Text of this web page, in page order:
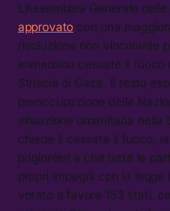
L’Assemblea Generale
approvato con una
risoluzione non vincolante
immediato cessate il fuoco
Striscia di Gaza. Il testo
preoccupazione delle
situazione umanitaria nella
chiede il cessate il fuoco,
prigionieri e che tutte le
propri impegni con la
votato a favore 153 stati,